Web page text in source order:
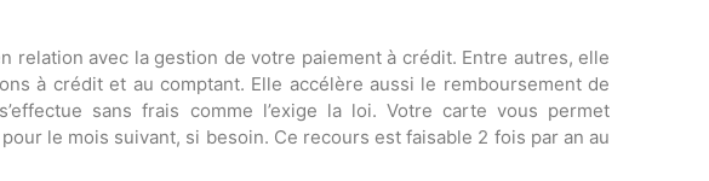
relation avec la gestion de votre paiement à crédit. Entre autres, elle
à crédit et au comptant. Elle accélère aussi le remboursement de
sans frais comme l’exige la loi. Votre carte vous permet
le mois suivant, si besoin. Ce recours est faisable 2 fois par an au